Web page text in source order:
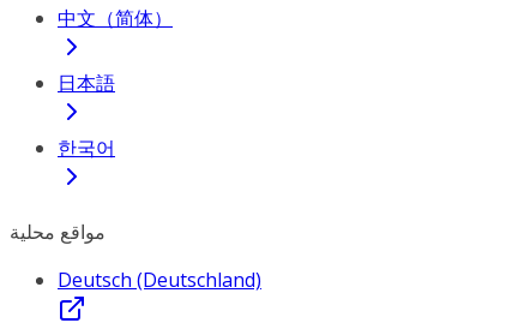
中文（简体）
日本語
한국어
مواقع محلية
Deutsch (Deutschland)